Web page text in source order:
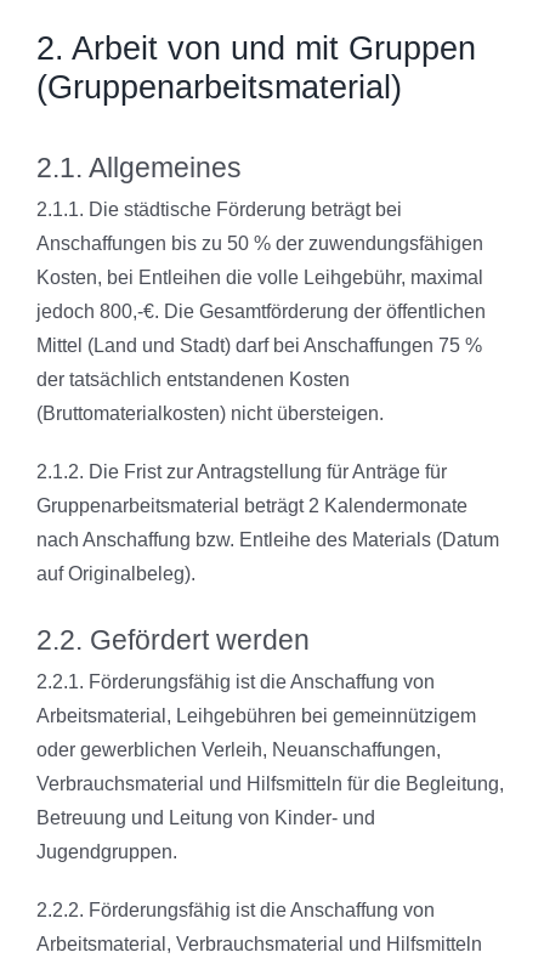
2. Arbeit von und mit Gruppen
(Gruppenarbeitsmaterial)
2.1. Allgemeines
2.1.1. Die städtische Förderung beträgt bei
Anschaffungen bis zu 50 % der zuwendungsfähigen
Kosten, bei Entleihen die volle Leihgebühr, maximal
jedoch 800,-€. Die Gesamtförderung der öffentlichen
Mittel (Land und Stadt) darf bei Anschaffungen 75 %
der tatsächlich entstandenen Kosten
(Bruttomaterialkosten) nicht übersteigen.
2.1.2. Die Frist zur Antragstellung für Anträge für
Gruppenarbeitsmaterial
beträgt 2 Kalendermonate
nach Anschaffung bzw. Entleihe des Materials (Datum
auf Originalbeleg).
2.2. Gefördert werden
2.2.1. Förderungsfähig ist die Anschaffung von
Arbeitsmaterial, Leihgebühren bei gemeinnützigem
oder gewerblichen Verleih, Neuanschaffungen,
Verbrauchsmaterial und Hilfsmitteln für die Begleitung,
Betreuung und Leitung von Kinder- und
Jugendgruppen.
2.2.2. Förderungsfähig ist die Anschaffung von
Arbeitsmaterial, Verbrauchsmaterial und Hilfsmitteln